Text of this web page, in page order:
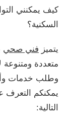
كيف يمكنني
السكنية؟
يتميز فني صحي
متعددة
وطلب خدمات
يمكنكم التعرف
التالية: